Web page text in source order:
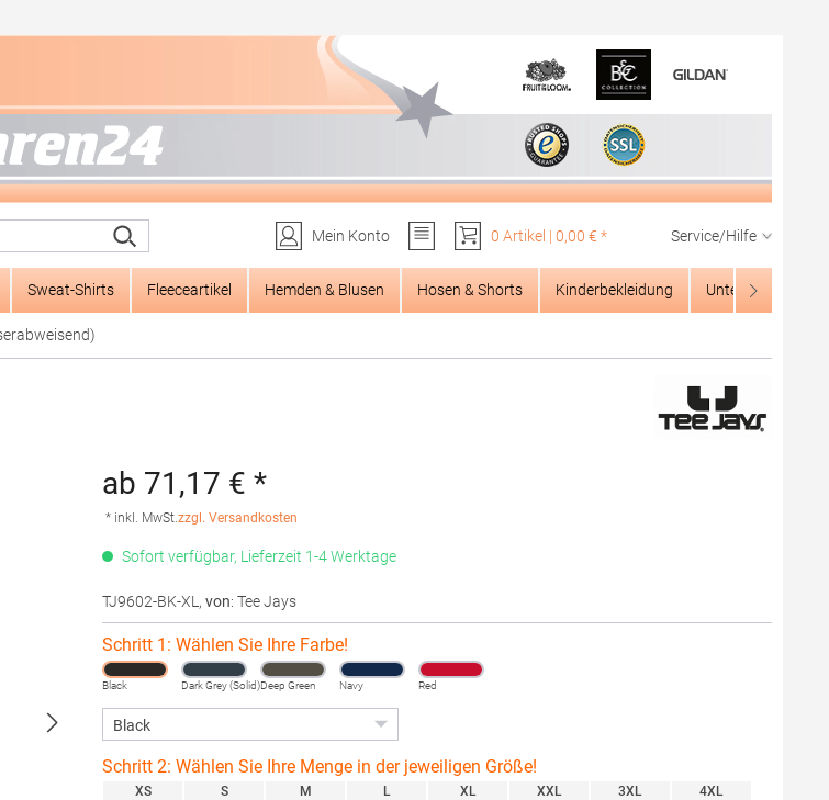
Mein Konto
0 Artikel | 0,00 € * Service/Hilfe
Sweat-Shirts Fleeceartikel Hemden & Blusen Hosen & Shorts Kinderbekleidung Unterwäsche
ab 71,17 € *
* inkl. MwSt.zzgl. Versandkosten
Sofort verfügbar, Lieferzeit 1-4 Werktage
TJ9602-BK-XL , von: Tee Jays
Schritt 1: Wählen Sie Ihre Farbe!
Black Dark Grey (Solid)Deep Green Navy Red
Schritt 2: Wählen Sie Ihre Menge in der jeweiligen Größe!
XS
S
M
L
XL
XXL
3XL
4XL